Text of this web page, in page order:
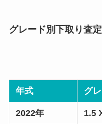
グレード別下取り査
年式 グ
2022年 1.5